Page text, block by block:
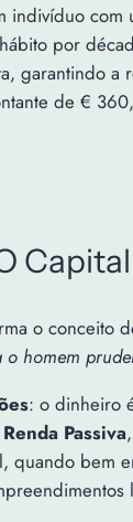
indivíduo
por
garantindo a
de €
o conceito
homem
: o dinheiro
Renda Passiva
quando bem